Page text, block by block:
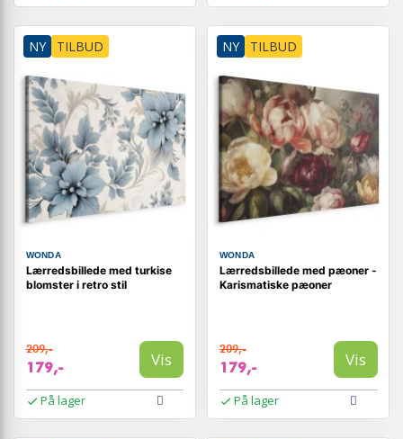
NY TILBUD
WONDA
Lærredsbillede med turkise
blomster i retro stil
209,-
179,- Vis
På lager
NY TILBUD
WONDA
Lærredsbillede med pæoner -
Karismatiske pæoner
209,-
179,- Vis
På lager